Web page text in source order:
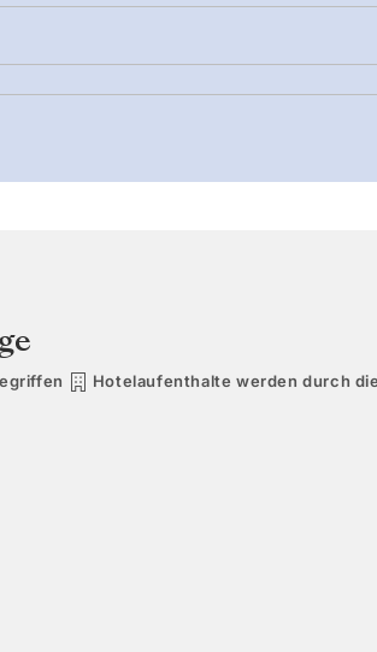
Hotelaufenthalte werden durch